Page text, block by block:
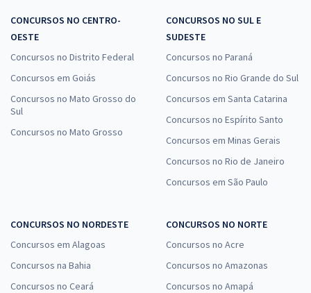
CONCURSOS NO CENTRO-
OESTE
Concursos no Distrito Federal
Concursos em Goiás
Concursos no Mato Grosso do
Sul
Concursos no Mato Grosso
CONCURSOS NO SUL E
SUDESTE
Concursos no Paraná
Concursos no Rio Grande do Sul
Concursos em Santa Catarina
Concursos no Espírito Santo
Concursos em Minas Gerais
Concursos no Rio de Janeiro
Concursos em São Paulo
CONCURSOS NO NORDESTE
Concursos em Alagoas
Concursos na Bahia
Concursos no Ceará
CONCURSOS NO NORTE
Concursos no Acre
Concursos no Amazonas
Concursos no Amapá